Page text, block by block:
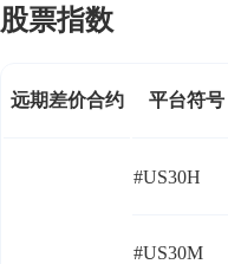
股票指数
远期差价合约 平台符号
#US30H
#US30M